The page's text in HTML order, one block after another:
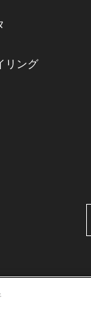
リング
込価格です。